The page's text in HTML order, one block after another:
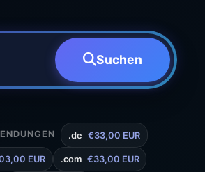
Suchen
.de €33,00 EUR
EUR .com €33,00 EUR